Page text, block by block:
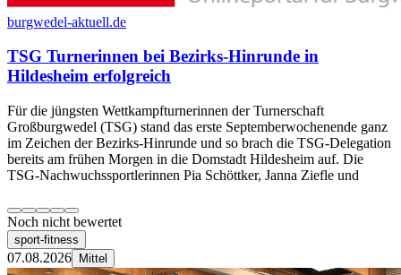
burgwedel-aktuell.de
TSG Turnerinnen bei Bezirks-Hinrunde in
Hildesheim erfolgreich
Für die jüngsten Wettkampfturnerinnen der Turnerschaft
Großburgwedel (TSG) stand das erste Septemberwochenende ganz
im Zeichen der Bezirks-Hinrunde und so brach die TSG-Delegation
bereits am frühen Morgen in die Domstadt Hildesheim auf. Die
TSG-Nachwuchssportlerinnen Pia Schöttker, Janna Ziefle und
Noch nicht bewertet
sport-fitness
07.08.2026 Mittel